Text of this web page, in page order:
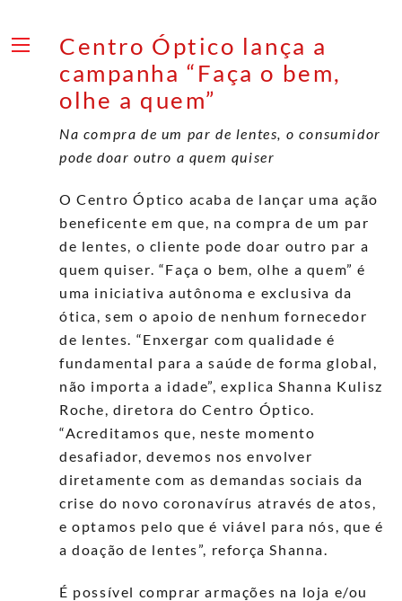
to
content
MenuCentro Óptico lança a
campanha “Faça o bem,
olhe a quem”
Na compra de um par de lentes, o consumidor
pode doar outro a quem quiser
O Centro Óptico acaba de lançar uma ação
beneficente em que, na compra de um par
de lentes, o cliente pode doar outro par a
quem quiser. “Faça o bem, olhe a quem” é
uma iniciativa autônoma e exclusiva da
ótica, sem o apoio de nenhum fornecedor
de lentes. “Enxergar com qualidade é
fundamental para a saúde de forma global,
não importa a idade”, explica Shanna Kulisz
Roche, diretora do Centro Óptico.
“Acreditamos que, neste momento
desafiador, devemos nos envolver
diretamente com as demandas sociais da
crise do novo coronavírus através de atos,
e optamos pelo que é viável para nós, que é
a doação de lentes”, reforça Shanna.
É possível comprar armações na loja e/ou